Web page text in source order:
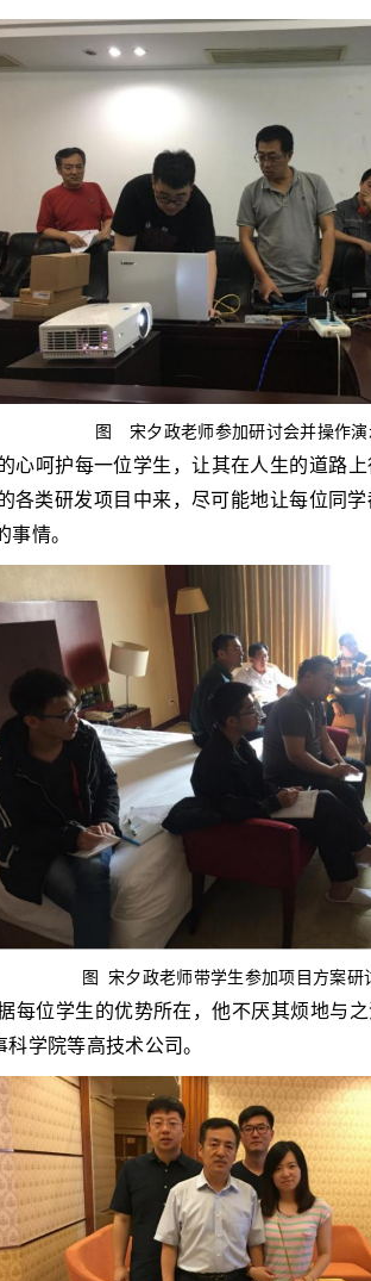
图 宋夕政老师参加研讨会并操作演
心呵护每一位学生，让其在人生的道路
各类研发项目中来，尽可能地让每位同
情。
图 宋夕政老师带学生参加项目方案研
每位学生的优势所在，他不厌其烦地与
学院等高技术公司。